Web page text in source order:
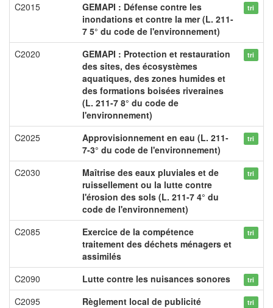
C2015
GEMAPI : Défense contre les
inondations et contre la mer (L. 211-
7 5° du code de l'environnement)
tri
C2020
GEMAPI : Protection et restauration
des sites, des écosystèmes
aquatiques, des zones humides et
des formations boisées riveraines
(L. 211-7 8° du code de
l'environnement)
tri
C2025
Approvisionnement en eau (L. 211-
7-3° du code de l'environnement)
tri
C2030
Maîtrise des eaux pluviales et de
ruissellement ou la lutte contre
l'érosion des sols (L. 211-7 4° du
code de l'environnement)
tri
C2085
Exercice de la compétence
traitement des déchets ménagers et
assimilés
tri
C2090 Lutte contre les nuisances sonores tri
C2095 Règlement local de publicité tri